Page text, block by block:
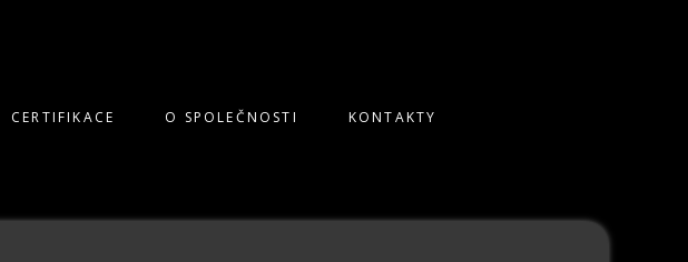
CERTIFIKACE O SPOLEČNOSTI KONTAKTY